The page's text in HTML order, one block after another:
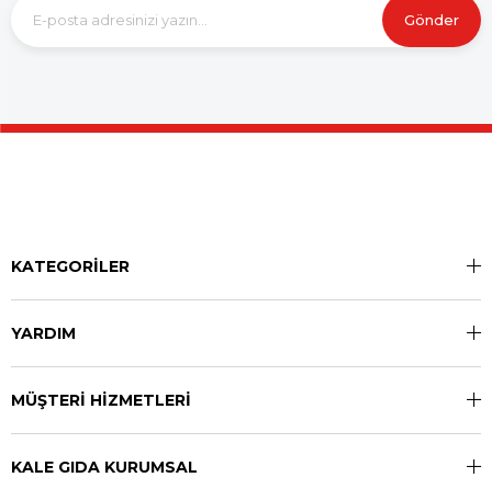
Gönder
KATEGORİLER
YARDIM
MÜŞTERİ HİZMETLERİ
KALE GIDA KURUMSAL